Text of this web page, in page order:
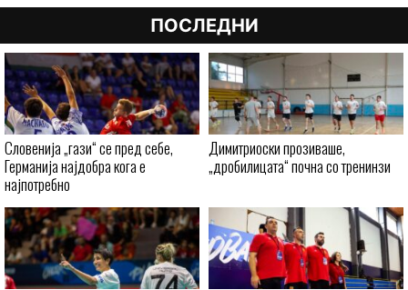
ПОСЛЕДНИ
Словенија „гази“ се пред себе,
Германија најдобра кога е
најпотребно
Димитриоски прозиваше,
„дробилицата“ почна со тренинзи